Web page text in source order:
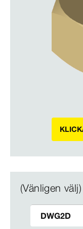
(Vänligen välj)